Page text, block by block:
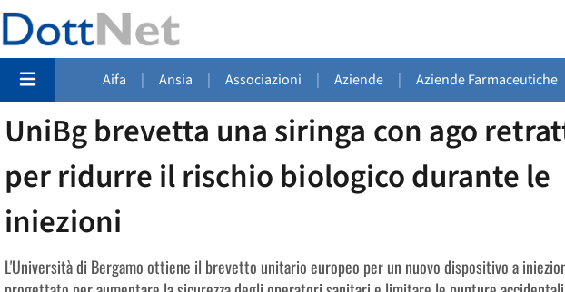
Aifa | Ansia | Associazioni | Aziende | Aziende Farmaceutiche
UniBg brevetta una siringa con ago
per ridurre il rischio biologico durante le
iniezioni
L'Università di Bergamo ottiene il brevetto unitario europeo per un nuovo dispositivo a